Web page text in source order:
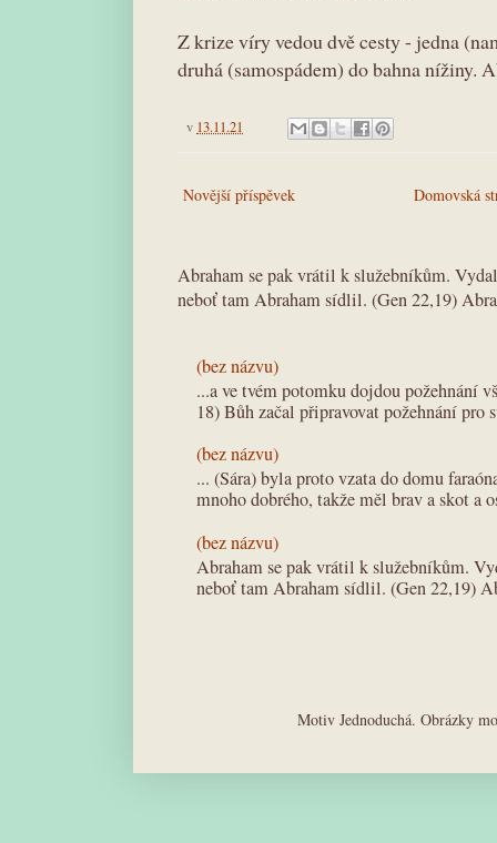
Z krize víry vedou dvě cesty - jedna
druhá (samospádem) do bahna nížiny.
v 13.11.21
Novější příspěvek Domovská
Abraham se pak vrátil k služebníkům.
neboť tam Abraham sídlil. (Gen 22,19)
(bez názvu)
...a ve tvém potomku dojdou požehnání
18) Bůh začal připravovat požehnání pro
(bez názvu)
... (Sára) byla proto vzata do domu
mnoho dobrého, takže měl brav a skot a
(bez názvu)
Abraham se pak vrátil k služebníkům.
neboť tam Abraham sídlil. (Gen 22,19)
Motiv Jednoduchá. Obrázky